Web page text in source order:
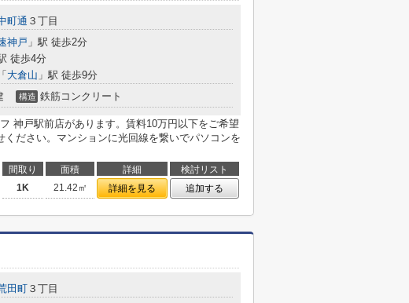
町通 ３丁目
神戸 」駅 徒歩2分
徒歩4分
「 大倉山 」駅 徒歩9分
構造 鉄筋コンクリート
神戸駅前店があります。賃料10万円以下をご希望
ください。マンションに光回線を繋いでパソコンを
間取り 面積 詳細
検討リスト
1K 21.42㎡ 詳細を見る 追加する
田町 ３丁目